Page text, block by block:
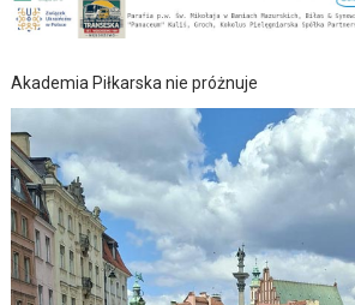
Akademia Piłkarska nie próżnuje